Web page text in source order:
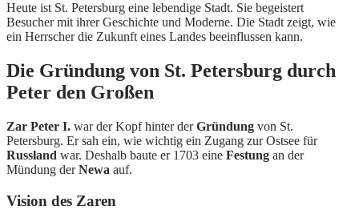
Heute ist St. Petersburg eine lebendige Stadt. Sie begeistert
Besucher mit ihrer Geschichte und Moderne. Die Stadt zeigt, wie
ein Herrscher die Zukunft eines Landes beeinflussen kann.
Die Gründung von St. Petersburg durch
Peter den Großen
Zar Peter I. war der Kopf hinter derGründung von St.
Petersburg. Er sah ein, wie wichtig ein Zugang zur Ostsee für
Russland war. Deshalb baute er 1703 eine Festung an der
Mündung derNewa auf.
Vision des Zaren